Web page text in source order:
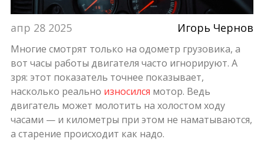
апр 28 2025 Игорь Чернов
Многие смотрят только на одометр грузовика, а
вот часы работы двигателя часто игнорируют. А
зря: этот показатель точнее показывает,
насколько реально износился мотор. Ведь
двигатель может молотить на холостом ходу
часами — и километры при этом не наматываются,
а старение происходит как надо.